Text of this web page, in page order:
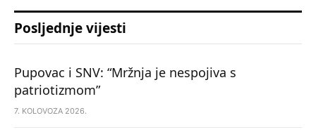
Posljednje vijesti
Pupovac i SNV: “Mržnja je nespojiva s
patriotizmom”
7. KOLOVOZA 2026.